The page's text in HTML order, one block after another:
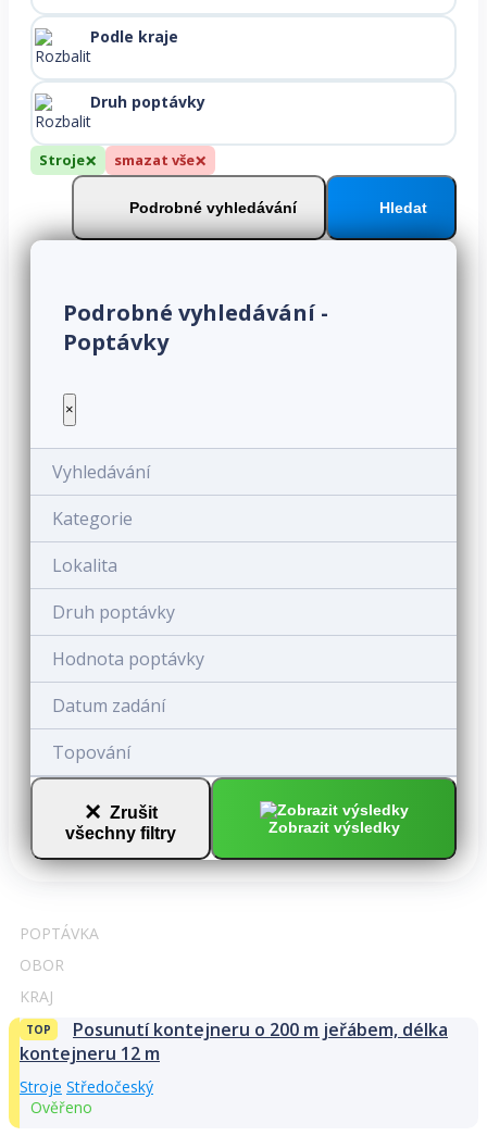
Podle kraje
Druh poptávky
Stroje× smazat vše×
Podrobné vyhledávání Hledat
Podrobné vyhledávání -
Poptávky
×
Vyhledávání
Kategorie
Lokalita
Druh poptávky
Hodnota poptávky
Datum zadání
Topování
× Zrušit
všechny filtry
Zobrazit výsledky
POPTÁVKA
OBOR
KRAJ
TOP
Posunutí kontejneru o 200 m jeřábem, délka
kontejneru 12 m
Stroje Středočeský
Ověřeno